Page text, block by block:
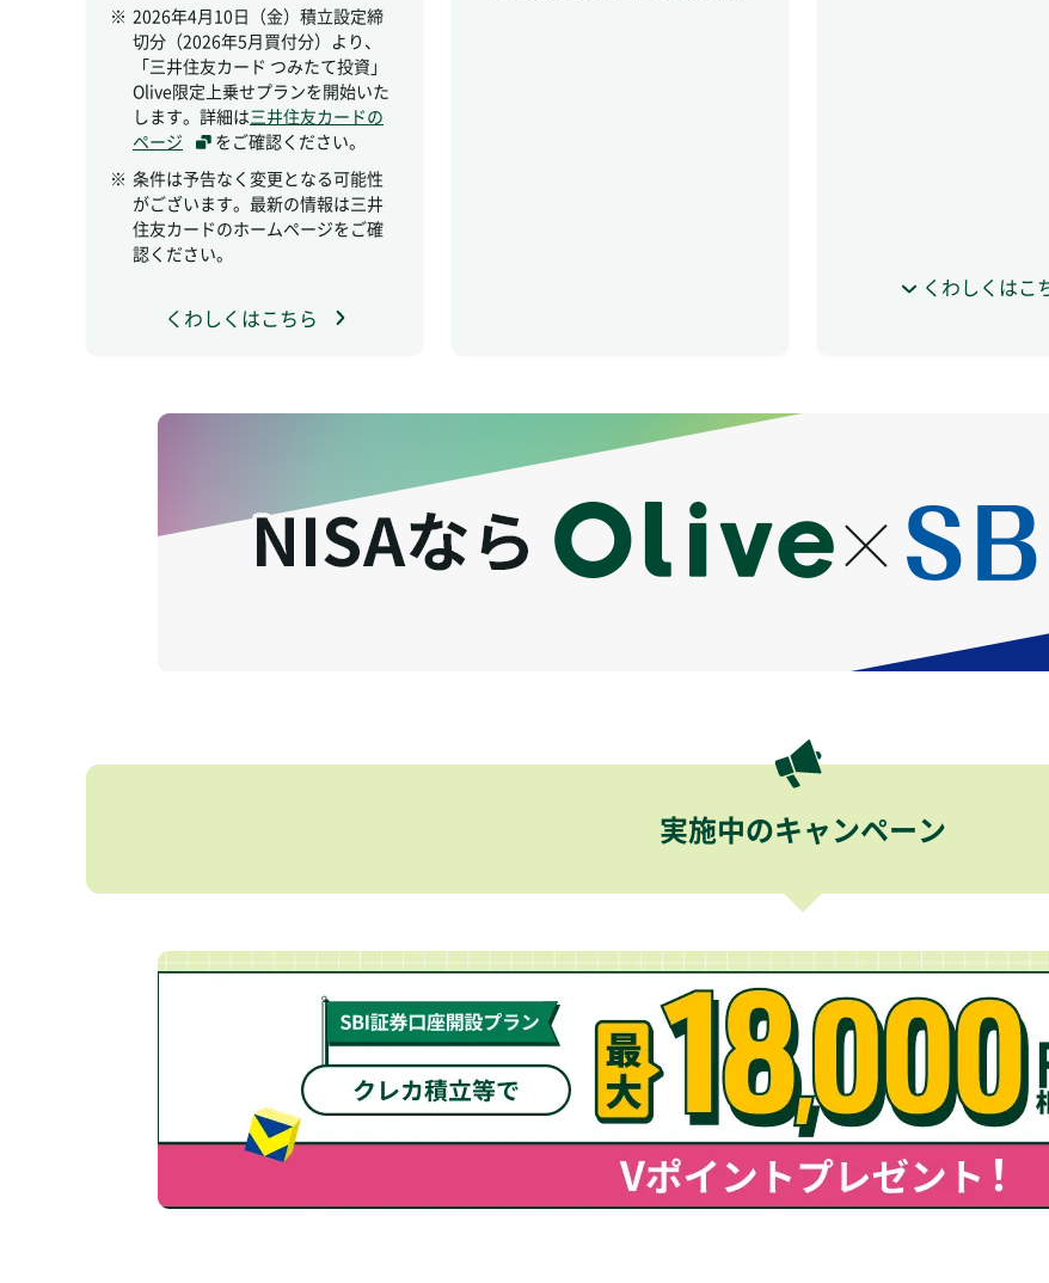
※ 2026年4月10日（金）積立設定締
切分（2026年5月買付分）より、
「三井住友カード つみたて投資」
Olive限定上乗せプランを開始いた
します。詳細は三井住友カードの
ページ
をご確認ください。
※ 条件は予告なく変更となる可能性
がございます。最新の情報は三井
住友カードのホームページをご確
認ください。
くわしくはこちら
くわしくはこ
実施中のキャンペーン